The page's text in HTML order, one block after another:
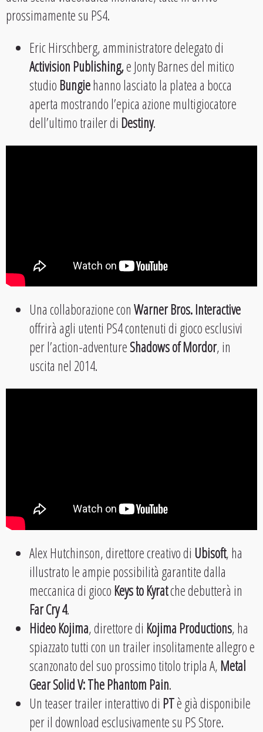
prossimamente su PS4.
Eric Hirschberg, amministratore delegato di
Activision Publishing,e Jonty Barnes del mitico
studioBungiehanno lasciato la platea a bocca
aperta mostrando l’epica azione multigiocatore
dell’ultimo trailer di Destiny.
Una collaborazione conWarner Bros. Interactive
offrirà agli utenti PS4 contenuti di gioco esclusivi
per l’action-adventureShadows of Mordor, in
uscita nel 2014.
Alex Hutchinson, direttore creativo di Ubisoft, ha
illustrato le ampie possibilità garantite dalla
meccanica di giocoKeys to Kyratche debutterà in
Far Cry 4.
Hideo Kojima, direttore di Kojima Productions, ha
spiazzato tutti con un trailer insolitamente allegro e
scanzonato del suo prossimo titolo tripla A,Metal
Gear Solid V: The Phantom Pain.
Un teaser trailer interattivo di PTè già disponibile
per il download esclusivamente su PS Store.